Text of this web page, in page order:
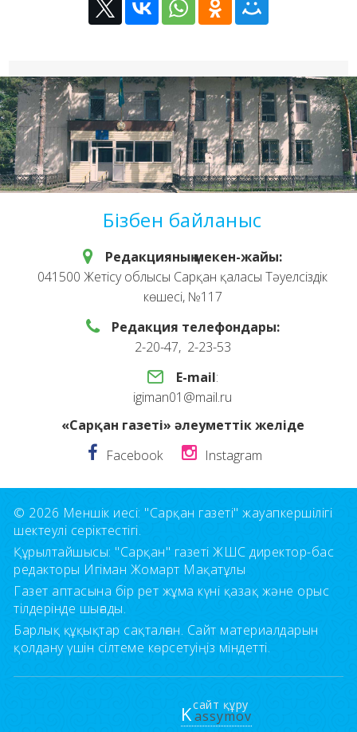
Бізбен байланыс
Редакцияның мекен-жайы:
041500 Жетісу облысы Сарқан қаласы Тәуелсіздік
көшесі, №117
Редакция телефондары:
2-20-47, 2-23-53
E-mail:
igiman01@mail.ru
«Сарқан газеті» әлеуметтік желіде
Facebook
Instagram
© 2026 Меншік иесі: "Сарқан газеті" жауапкершілігі
шектеулі серіктестігі.
Құрылтайшысы: "Сарқан" газеті ЖШС директор-бас
редакторы Игіман Жомарт Мақатұлы
Газет аптасына бір рет жұма күні қазақ және орыс
тілдерінде шығады.
Барлық құқықтар сақталған. Сайт материалдарын
қолдану үшін сілтеме көрсетуіңіз міндетті.
сайт құру
Kassymov